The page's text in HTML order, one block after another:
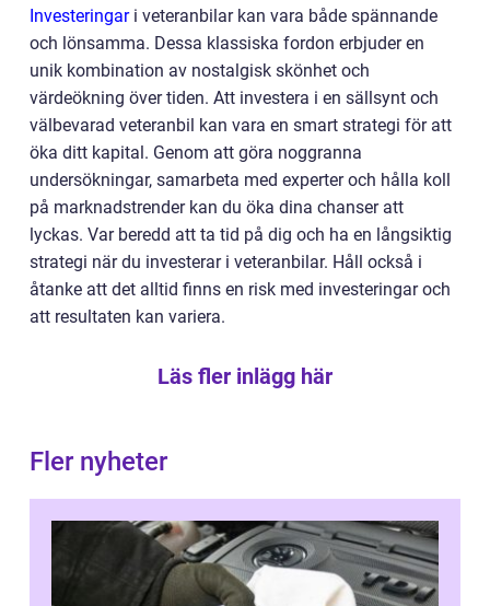
Investeringari veteranbilar kan vara både spännande
och lönsamma. Dessa klassiska fordon erbjuder en
unik kombination av nostalgisk skönhet och
värdeökning över tiden. Att investera i en sällsynt och
välbevarad veteranbil kan vara en smart strategi för att
öka ditt kapital. Genom att göra noggranna
undersökningar, samarbeta med experter och hålla koll
på marknadstrender kan du öka dina chanser att
lyckas. Var beredd att ta tid på dig och ha en långsiktig
strategi när du investerar i veteranbilar. Håll också i
åtanke att det alltid finns en risk med investeringar och
att resultaten kan variera.
Läs fler inlägg här
Fler nyheter